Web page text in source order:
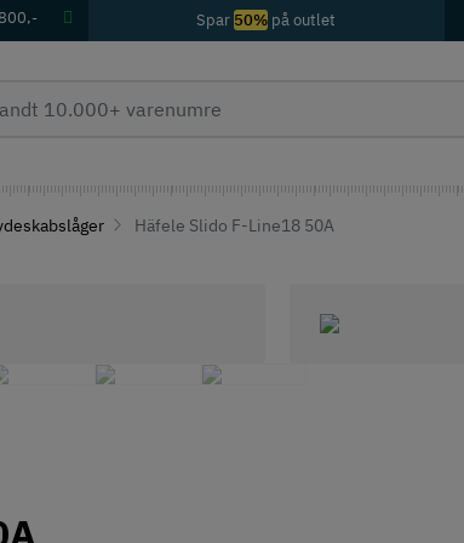
Spar 50% på outlet
Häfele Slido F-Line18 50A